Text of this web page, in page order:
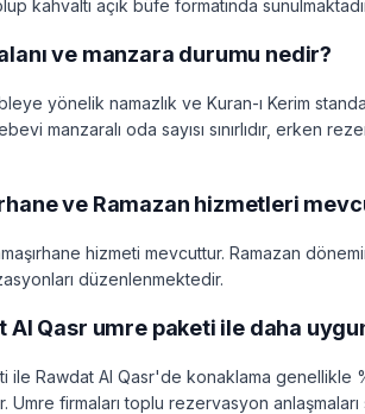
kahvaltı açık büfe formatında
ve manzara durumu nedir?
yönelik namazlık ve Kuran-ı Kerim
manzaralı oda sayısı sınırlıdır, erken
ve Ramazan hizmetleri
hizmeti mevcuttur. Ramazan
düzenlenmektedir.
Al Qasr umre paketi ile daha
ile Rawdat Al Qasr'de konaklama genellikle
Umre firmaları toplu rezervasyon